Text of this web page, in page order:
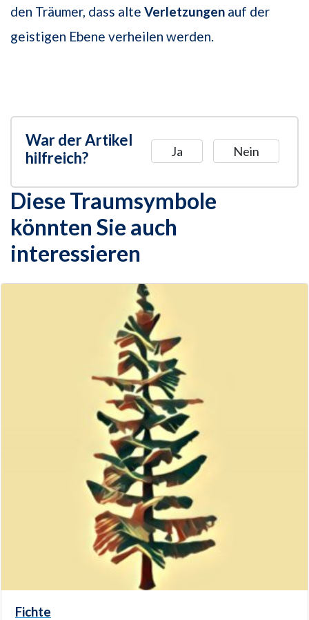
den Träumer, dass alte Verletzungen auf der
geistigen Ebene verheilen werden.
War der Artikel
hilfreich?
Ja Nein
Diese Traumsymbole
könnten Sie auch
interessieren
Fichte